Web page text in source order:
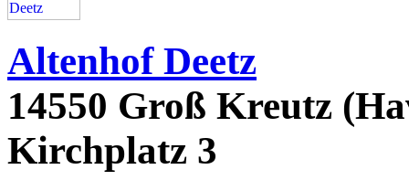
Altenhof Deetz
14550 Groß Kreutz
Kirchplatz 3